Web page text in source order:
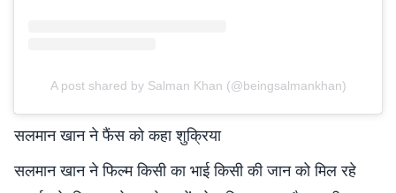
A post shared by Salman Khan (@beingsalmankhan)
सलमान खान ने फैंस को कहा शुक्रिया
सलमान खान ने फिल्म किसी का भाई किसी की जान को मिल रहे